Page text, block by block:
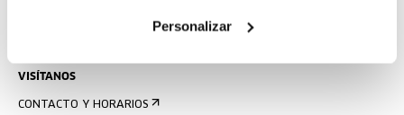
Personalizar
VISÍTANOS
CONTACTO Y HORARIOS